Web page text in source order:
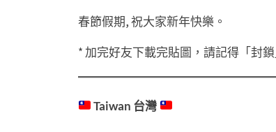
春節假期, 祝大家新年快樂。
* 加完好友下載完貼圖，請記得「封
Taiwan 台灣